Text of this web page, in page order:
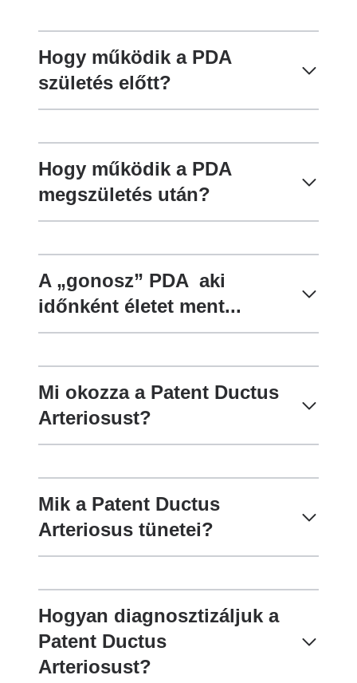
Hogy működik a PDA
születés előtt?
Hogy működik a PDA
megszületés után?
A „gonosz” PDA aki
időnként életet ment...
Mi okozza a Patent Ductus
Arteriosust?
Mik a Patent Ductus
Arteriosus tünetei?
Hogyan diagnosztizáljuk a
Patent Ductus
Arteriosust?